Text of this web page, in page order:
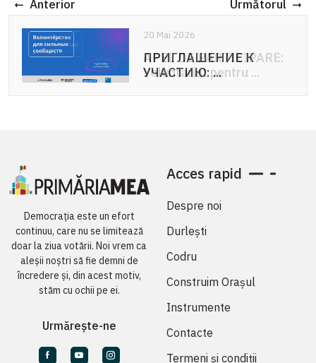
Anterior Următorul
20 Mai 2026
ПРИГЛАШЕНИЕ К
УЧАСТИЮ: ...
20 Mai 2026
APEL DE PARTICIPARE:
Voluntariat pentru ...
Democrația este un efort
continuu, care nu se limitează
doar la ziua votării. Noi vrem ca
aleșii noștri să fie demni de
încredere și, din acest motiv,
stăm cu ochii pe ei.
Urmărește-ne
Acces rapid
Despre noi
Durlești
Codru
Construim Orașul
Instrumente
Contacte
Termeni și condiții